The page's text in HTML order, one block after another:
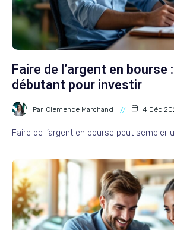
Faire de l’argent en bourse
débutant pour investir
Par Clemence Marchand 4 Déc
Faire de l’argent en bourse peut sembler